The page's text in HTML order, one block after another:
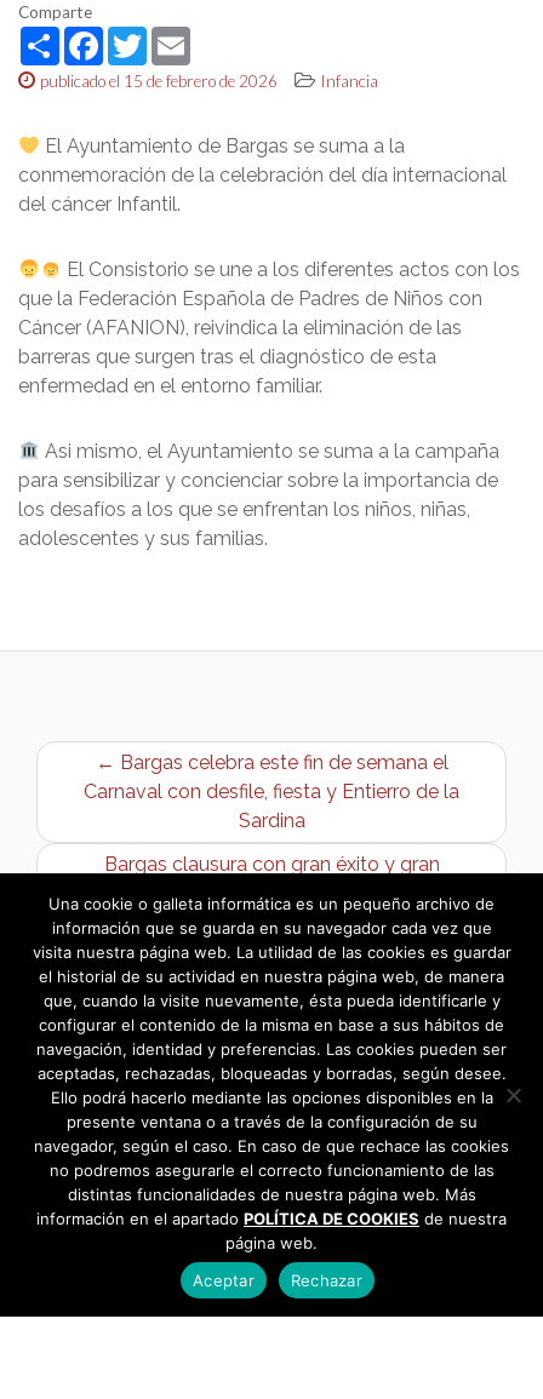
Comparte
ShareFacebook
Twitter
publicado el 15 de febrero de 2026 Infancia
El Ayuntamiento de Bargas se suma a la
conmemoración de la celebración del día internacional
del cáncer Infantil.
El Consistorio se une a los diferentes actos con los
que la Federación Española de Padres de Niños con
Cáncer (AFANION), reivindica la eliminación de las
barreras que surgen tras el diagnóstico de esta
enfermedad en el entorno familiar.
Asi mismo, el Ayuntamiento se suma a la campaña
para sensibilizar y concienciar sobre la importancia de
los desafíos a los que se enfrentan los niños, niñas,
adolescentes y sus familias.
← Bargas celebra este fin de semana el
Carnaval con desfile, fiesta y Entierro de la
Sardina
Bargas clausura con gran éxito y gran
participación vecinal su Carnaval 2026 →
Una cookie o galleta informática es un pequeño archivo de
información que se guarda en su navegador cada vez que
visita nuestra página web. La utilidad de las cookies es guardar
el historial de su actividad en nuestra página web, de manera
que, cuando la visite nuevamente, ésta pueda identificarle y
configurar el contenido de la misma en base a sus hábitos de
navegación, identidad y preferencias. Las cookies pueden ser
aceptadas, rechazadas, bloqueadas y borradas, según desee.
Ello podrá hacerlo mediante las opciones disponibles en la
presente ventana o a través de la configuración de su
navegador, según el caso. En caso de que rechace las cookies
no podremos asegurarle el correcto funcionamiento de las
distintas funcionalidades de nuestra página web. Más
información en el apartado POLÍTICA DE COOKIES de nuestra
página web.
Aceptar
Rechazar